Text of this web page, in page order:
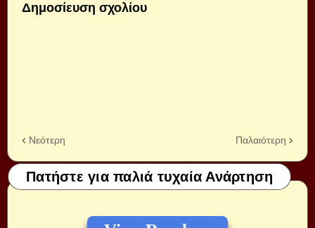
Δημοσίευση σχολίου
Νεότερη Παλαιότερη
Πατήστε για παλιά τυχαία Ανάρτηση